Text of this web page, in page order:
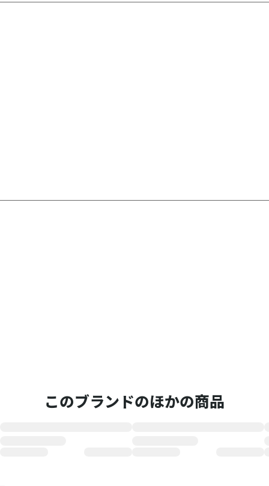
このブランドのほかの商品